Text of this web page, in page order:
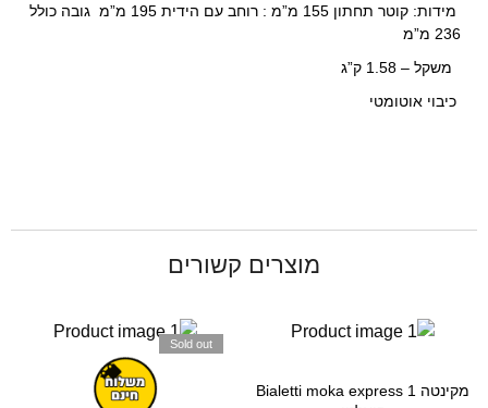
מידות: קוטר תחתון 155 מ”מ : רוחב עם הידית 195 מ”מ גובה כולל
236 מ”מ
משקל – 1.58 ק”ג
כיבוי אוטומטי
מוצרים קשורים
מקינטה Bialetti moka express 1
Sold out